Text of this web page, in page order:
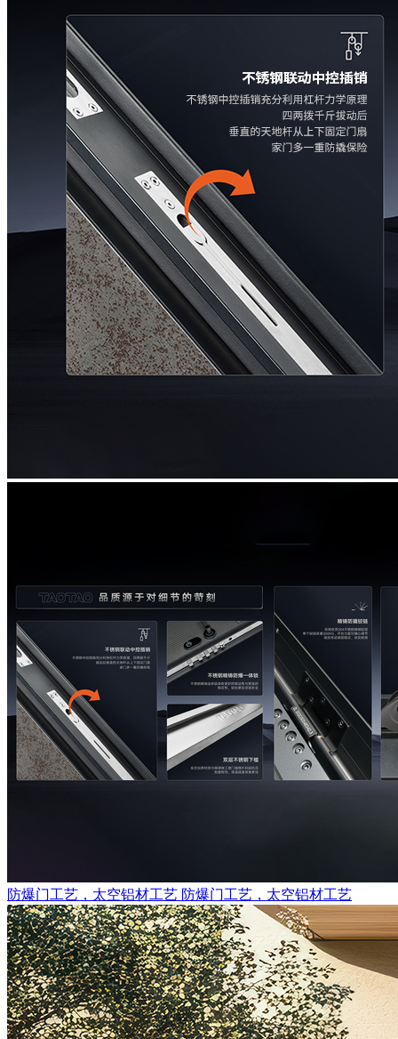
防爆门工艺，太空铝材工艺 防爆门工艺，太空铝材工艺